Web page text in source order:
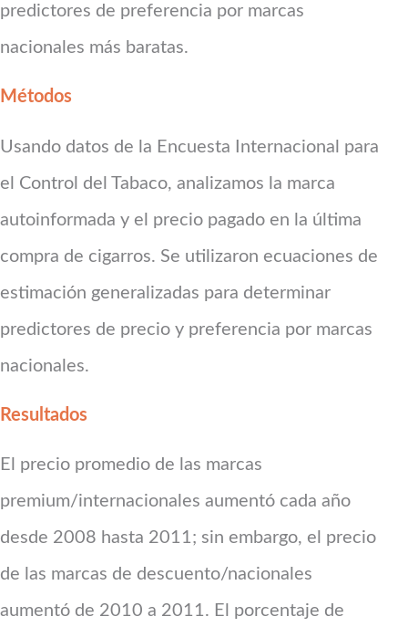
predictores de preferencia por marcas
nacionales más baratas.
Métodos
Usando datos de la Encuesta Internacional para
el Control del Tabaco, analizamos la marca
autoinformada y el precio pagado en la última
compra de cigarros. Se utilizaron ecuaciones de
estimación generalizadas para determinar
predictores de precio y preferencia por marcas
nacionales.
Resultados
El precio promedio de las marcas
premium/internacionales aumentó cada año
desde 2008 hasta 2011; sin embargo, el precio
de las marcas de descuento/nacionales
aumentó de 2010 a 2011. El porcentaje de